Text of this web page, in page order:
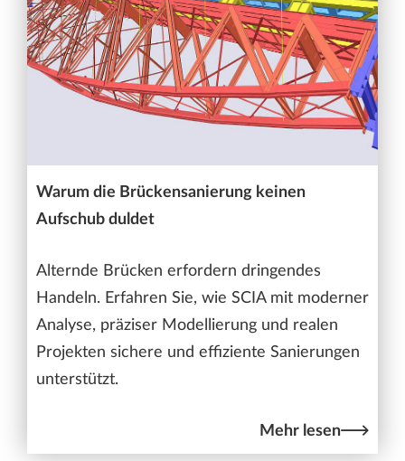
Warum die Brückensanierung keinen
Aufschub duldet
Alternde Brücken erfordern dringendes
Handeln. Erfahren Sie, wie SCIA mit moderner
Analyse, präziser Modellierung und realen
Projekten sichere und effiziente Sanierungen
unterstützt.
Mehr lesen